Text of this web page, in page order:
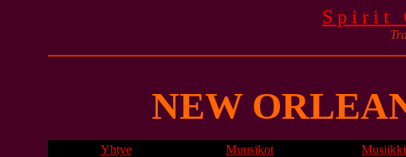
Spirit
NEW
Yhtye Muusikot Musiikki